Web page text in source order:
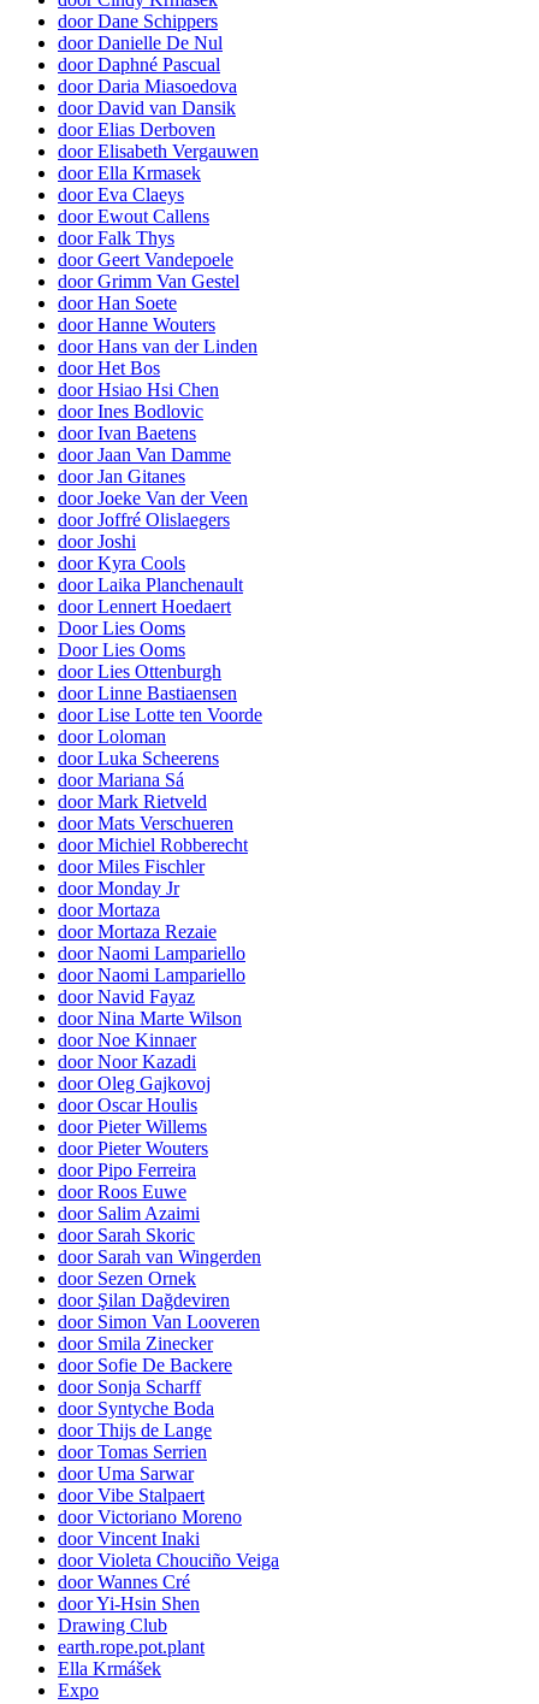
door Dane Schippers
door Danielle De Nul
door Daphné Pascual
door Daria Miasoedova
door David van Dansik
door Elias Derboven
door Elisabeth Vergauwen
door Ella Krmasek
door Eva Claeys
door Ewout Callens
door Falk Thys
door Geert Vandepoele
door Grimm Van Gestel
door Han Soete
door Hanne Wouters
door Hans van der Linden
door Het Bos
door Hsiao Hsi Chen
door Ines Bodlovic
door Ivan Baetens
door Jaan Van Damme
door Jan Gitanes
door Joeke Van der Veen
door Joffré Olislaegers
door Joshi
door Kyra Cools
door Laika Planchenault
door Lennert Hoedaert
Door Lies Ooms
Door Lies Ooms
door Lies Ottenburgh
door Linne Bastiaensen
door Lise Lotte ten Voorde
door Loloman
door Luka Scheerens
door Mariana Sá
door Mark Rietveld
door Mats Verschueren
door Michiel Robberecht
door Miles Fischler
door Monday Jr
door Mortaza
door Mortaza Rezaie
door Naomi Lampariello
door Naomi Lampariello
door Navid Fayaz
door Nina Marte Wilson
door Noe Kinnaer
door Noor Kazadi
door Oleg Gajkovoj
door Oscar Houlis
door Pieter Willems
door Pieter Wouters
door Pipo Ferreira
door Roos Euwe
door Salim Azaimi
door Sarah Skoric
door Sarah van Wingerden
door Sezen Ornek
door Şilan Dağdeviren
door Simon Van Looveren
door Smila Zinecker
door Sofie De Backere
door Sonja Scharff
door Syntyche Boda
door Thijs de Lange
door Tomas Serrien
door Uma Sarwar
door Vibe Stalpaert
door Victoriano Moreno
door Vincent Inaki
door Violeta Chouciño Veiga
door Wannes Cré
door Yi-Hsin Shen
Drawing Club
earth.rope.pot.plant
Ella Krmášek
Expo